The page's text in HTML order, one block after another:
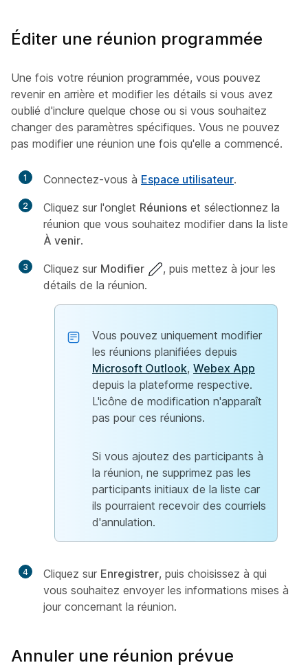
Éditer une réunion programmée
Une fois votre réunion programmée, vous pouvez
revenir en arrière et modifier les détails si vous avez
oublié d'inclure quelque chose ou si vous souhaitez
changer des paramètres spécifiques. Vous ne pouvez
pas modifier une réunion une fois qu'elle a commencé.
1 Connectez-vous à Espace utilisateur.
2 Cliquez sur l'onglet Réunions et sélectionnez la
réunion que vous souhaitez modifier dans la liste
À venir.
3 Cliquez sur Modifier
, puis mettez à jour les
détails de la réunion.
Vous pouvez uniquement modifier
les réunions planifiées depuis
Microsoft Outlook, Webex App
depuis la plateforme respective.
L'icône de modification n'apparaît
pas pour ces réunions.
Si vous ajoutez des participants à
la réunion, ne supprimez pas les
participants initiaux de la liste car
ils pourraient recevoir des courriels
d'annulation.
4 Cliquez sur Enregistrer, puis choisissez à qui
vous souhaitez envoyer les informations mises à
jour concernant la réunion.
Annuler une réunion prévue